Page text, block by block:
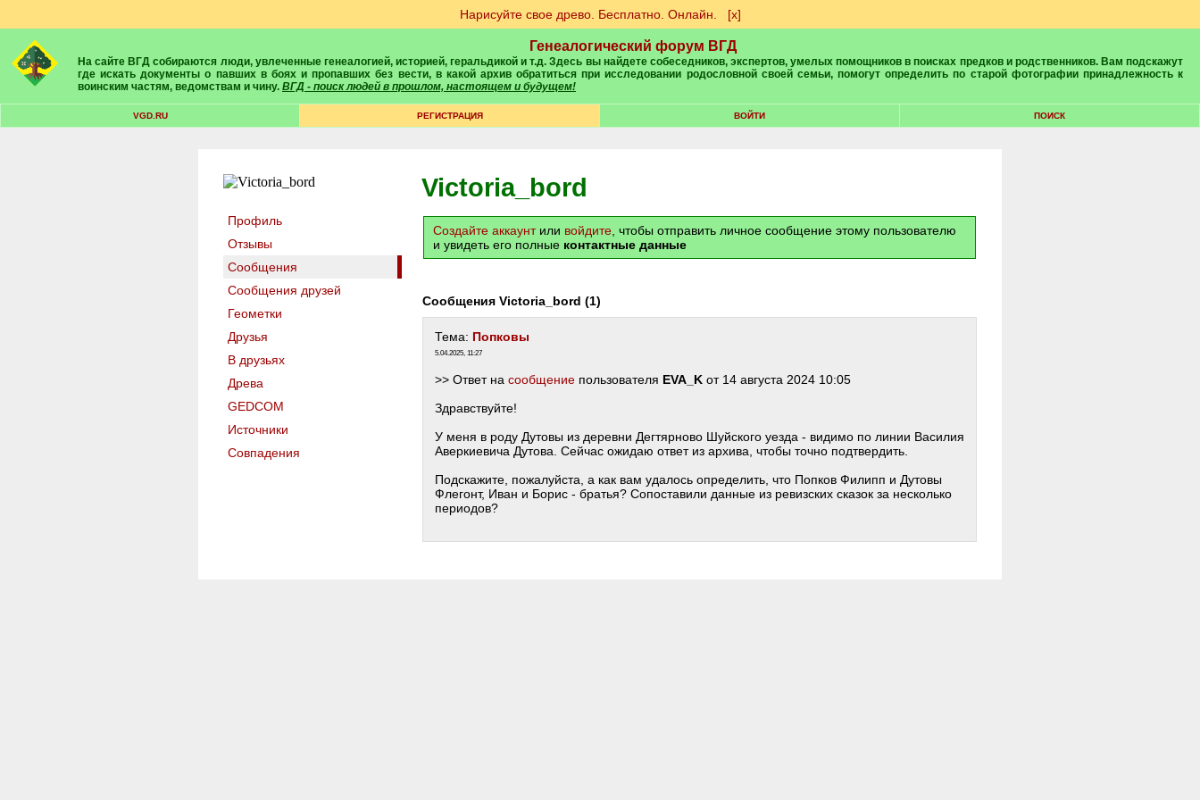
Нарисуйте свое древо. Бесплатно. Онлайн. [х]
Генеалогический форум ВГД
На сайте ВГД собираются люди, увлеченные генеалогией, историей, геральдикой и т.д. Здесь вы найдете собеседников, экспертов, умелых помощников в поисках предков и родственников. Вам подскажут
где искать документы о павших в боях и пропавших без вести, в какой архив обратиться при исследовании родословной своей семьи, помогут определить по старой фотографии принадлежность к
воинским частям, ведомствам и чину. ВГД - поиск людей в прошлом, настоящем и будущем!
VGD.RU РЕГИСТРАЦИЯ ВОЙТИ ПОИСК
Профиль
Отзывы
Сообщения
Сообщения друзей
Геометки
Друзья
В друзьях
Древа
GEDCOM
Источники
Совпадения
Victoria_bord
Создайте аккаунтили войдите , чтобы отправить личное сообщение этому пользователю
и увидеть его полные контактные данные
Сообщения Victoria_bord (1)
Тема: Попковы
5.04.2025, 11:27
>> Ответ на сообщение пользователя EVA_K от 14 августа 2024 10:05
Здравствуйте!
У меня в роду Дутовы из деревни Дегтярново Шуйского уезда - видимо по линии Василия
Аверкиевича Дутова. Сейчас ожидаю ответ из архива, чтобы точно подтвердить.
Подскажите, пожалуйста, а как вам удалось определить, что Попков Филипп и Дутовы
Флегонт, Иван и Борис - братья? Сопоставили данные из ревизских сказок за несколько
периодов?